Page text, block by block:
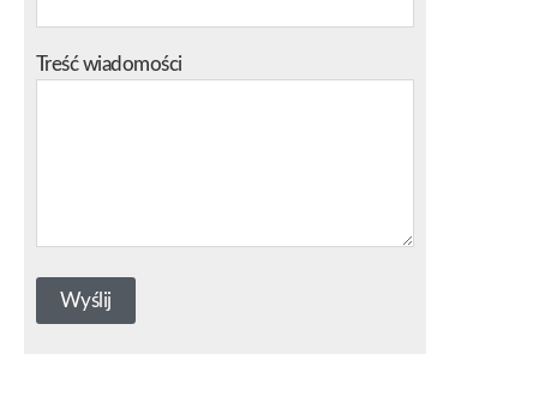
Treść wiadomości